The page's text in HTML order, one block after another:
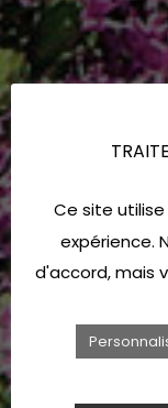
Ce site
expérience.
d'accord, mais